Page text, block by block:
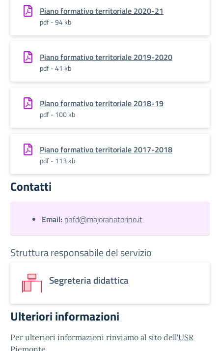
Piano formativo territoriale 2020-21
pdf - 94 kb
Piano formativo territoriale 2019-2020
pdf - 41 kb
Piano formativo territoriale 2018-19
pdf - 100 kb
Piano formativo territoriale 2017-2018
pdf - 113 kb
Contatti
Email: pnfd@majoranatorino.it
Struttura responsabile del servizio
Segreteria didattica
Ulteriori informazioni
Per ulteriori informazioni rinviamo al sito dell'USR
Piemonte